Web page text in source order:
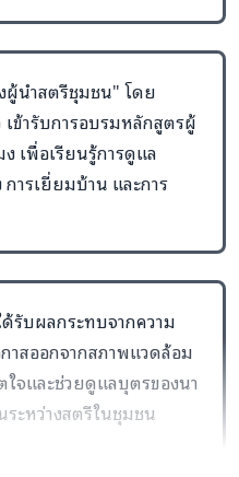
ผู้นำสตรีชุมชน" โดย
ข้ารับการอบรมหลักสูตรผู้
เพื่อเรียนรู้การดูแล
การเยี่ยมบ้าน และการ
รับผลกระทบจากความ
าสออกจากสภาพแวดล้อม
จและช่วยดูแลบุตรของนา
ระหว่างสตรีในชุมชน